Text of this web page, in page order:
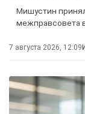
Мишустин
межправсовета
7 августа 2026, 12:09